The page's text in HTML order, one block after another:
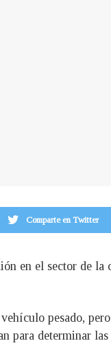
Comparte en Twitter
en el sector de
pesado,
para determinar